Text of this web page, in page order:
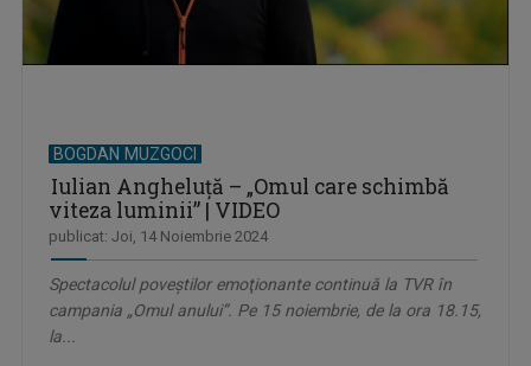
BOGDAN MUZGOCI
Iulian Angheluță – „Omul care schimbă
viteza luminii” | VIDEO
publicat: Joi, 14 Noiembrie 2024
Spectacolul poveştilor emoţionante continuă la TVR în
campania „Omul anului”. Pe 15 noiembrie, de la ora 18.15,
la...